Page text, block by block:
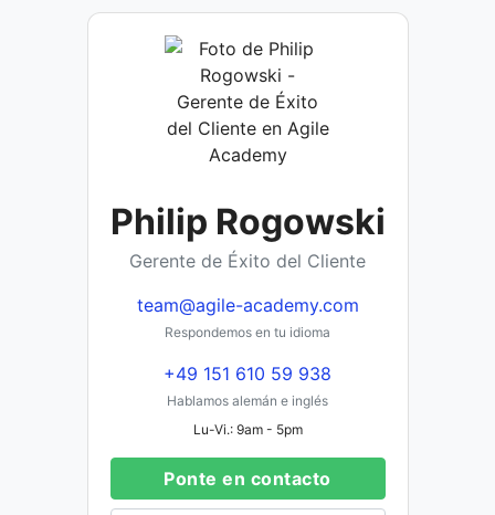
Philip Rogowski
Gerente de Éxito del Cliente
team@agile-academy.com
Respondemos en tu idioma
+49 151 610 59 938
Hablamos alemán e inglés
Lu-Vi.: 9am - 5pm
Ponte en contacto